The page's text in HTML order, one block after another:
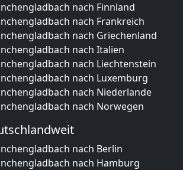
nach Finnland
nach Frankreich
nach Griechenland
nach Italien
nach Liechtenstein
nach Luxemburg
nach Niederlande
nach Norwegen
nach Berlin
nach Hamburg